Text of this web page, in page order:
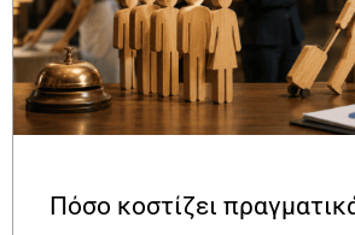
Πόσο κοστίζει